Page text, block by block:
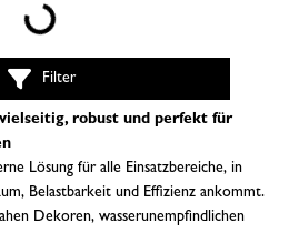
Loading...
Filter
robust und perfekt für
Lösung für alle Einsatzbereiche, in
Belastbarkeit und Effizienz ankommt.
Dekoren, wasserunempfindlichen